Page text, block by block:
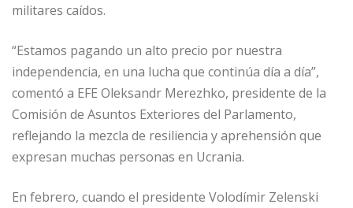
militares caídos.
“Estamos pagando un alto precio por nuestra
independencia, en una lucha que continúa día a día”,
comentó a EFE Oleksandr Merezhko, presidente de la
Comisión de Asuntos Exteriores del Parlamento,
reflejando la mezcla de resiliencia y aprehensión que
expresan muchas personas en Ucrania.
En febrero, cuando el presidente Volodímir Zelenski